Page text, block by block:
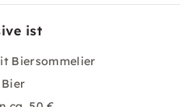
ist
Biersommelier